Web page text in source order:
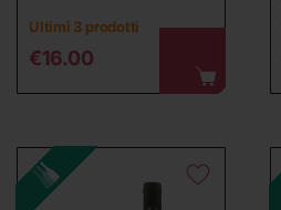
Ultimi 3 prodotti
Regular price
€16.00